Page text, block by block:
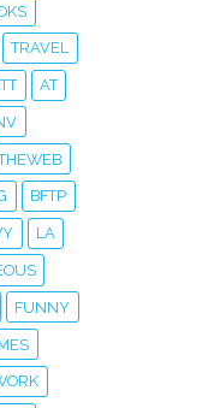
TRAVEL
AT
BFTP
LA
FUNNY